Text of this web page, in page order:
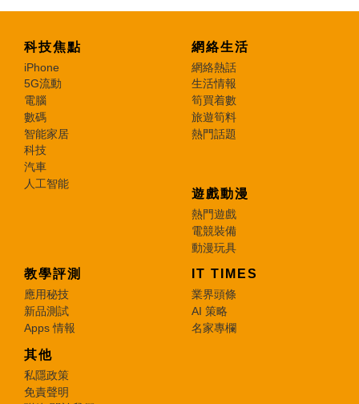
科技焦點
iPhone
5G流動
電腦
數碼
智能家居
科技
汽車
人工智能
網絡生活
網絡熱話
生活情報
筍買着數
旅遊筍料
熱門話題
遊戲動漫
熱門遊戲
電競裝備
動漫玩具
教學評測
應用秘技
新品測試
Apps 情報
IT TIMES
業界頭條
AI 策略
名家專欄
其他
私隱政策
免責聲明